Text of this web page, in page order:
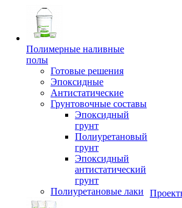
Полимерные наливные
полы
Готовые решения
Эпоксидные
Антистатические
Грунтовочные составы
Эпоксидный
грунт
Полиуретановый
грунт
Эпоксидный
антистатический
грунт
Полиуретановые лаки